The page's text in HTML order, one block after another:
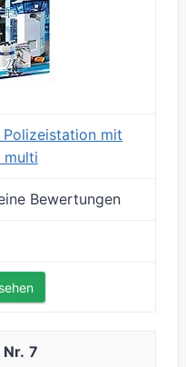
mit
multi
Bewertungen
7